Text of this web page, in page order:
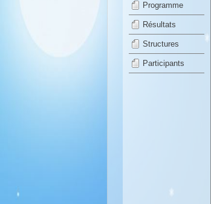
Programme
Résultats
Structures
Participants